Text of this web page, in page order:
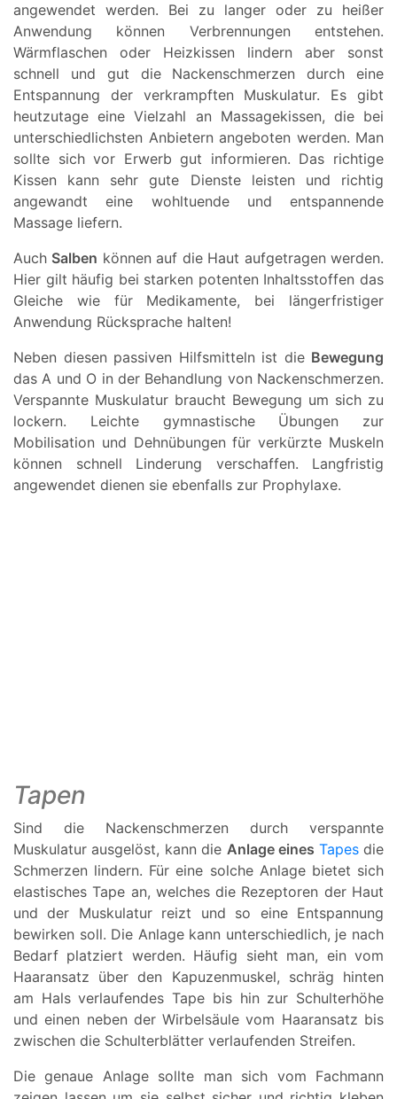
angewendet werden. Bei zu langer oder zu heißer
Anwendung können Verbrennungen entstehen.
Wärmflaschen oder Heizkissen lindern aber sonst
schnell und gut die Nackenschmerzen durch eine
Entspannung der verkrampften Muskulatur. Es gibt
heutzutage eine Vielzahl an Massagekissen, die bei
unterschiedlichsten Anbietern angeboten werden. Man
sollte sich vor Erwerb gut informieren. Das richtige
Kissen kann sehr gute Dienste leisten und richtig
angewandt eine wohltuende und entspannende
Massage liefern.
Auch Salben können auf die Haut aufgetragen werden.
Hier gilt häufig bei starken potenten Inhaltsstoffen das
Gleiche wie für Medikamente, bei längerfristiger
Anwendung Rücksprache halten!
Neben diesen passiven Hilfsmitteln ist die Bewegung
das A und O in der Behandlung von Nackenschmerzen.
Verspannte Muskulatur braucht Bewegung um sich zu
lockern. Leichte gymnastische Übungen zur
Mobilisation und Dehnübungen für verkürzte Muskeln
können schnell Linderung verschaffen. Langfristig
angewendet dienen sie ebenfalls zur Prophylaxe.
Tapen
Sind die Nackenschmerzen durch verspannte
Muskulatur ausgelöst, kann die Anlage eines Tapesdie
Schmerzen lindern. Für eine solche Anlage bietet sich
elastisches Tape an, welches die Rezeptoren der Haut
und der Muskulatur reizt und so eine Entspannung
bewirken soll. Die Anlage kann unterschiedlich, je nach
Bedarf platziert werden. Häufig sieht man, ein vom
Haaransatz über den Kapuzenmuskel, schräg hinten
am Hals verlaufendes Tape bis hin zur Schulterhöhe
und einen neben der Wirbelsäule vom Haaransatz bis
zwischen die Schulterblätter verlaufenden Streifen.
Die genaue Anlage sollte man sich vom Fachmann